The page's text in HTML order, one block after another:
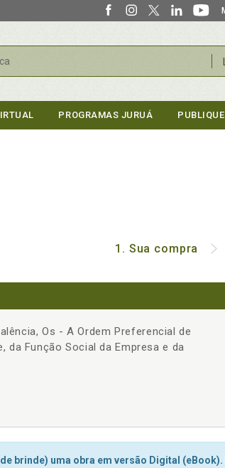
PROGRAMAS JURUÁ
1. Sua compra
Os - A Ordem Preferencial de
da Função Social da Empresa e da
brinde) uma obra em versão Digital